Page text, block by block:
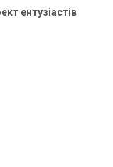
ентузіастів